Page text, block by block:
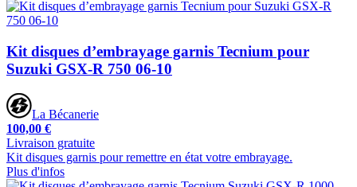
Kit disques d’embrayage garnis Tecnium pour
Suzuki GSX-R 750 06-10
La Bécanerie
100,00 €
Livraison gratuite
Kit disques garnis pour remettre en état votre embrayage.
Plus d'infos